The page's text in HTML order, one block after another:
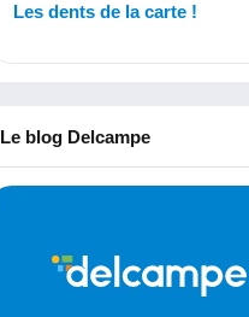
Les dents de la carte !
Le blog Delcampe